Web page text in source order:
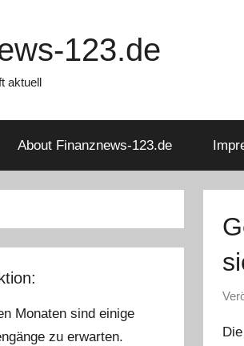
123.de
aktuell
About Finanznews-123.de
Monaten sind einige
zu erwarten.